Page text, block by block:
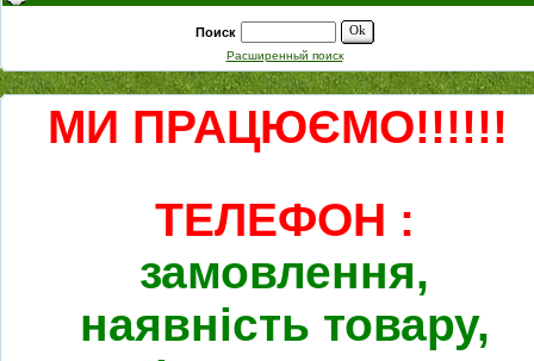
Поиск Ok
Расширенный поиск
МИ ПРАЦЮЄМО!!!!!!
ТЕЛЕФОН :
замовлення,
наявність товару,